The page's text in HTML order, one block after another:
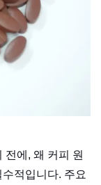
전에, 왜 커피 원
적입니다. 주요